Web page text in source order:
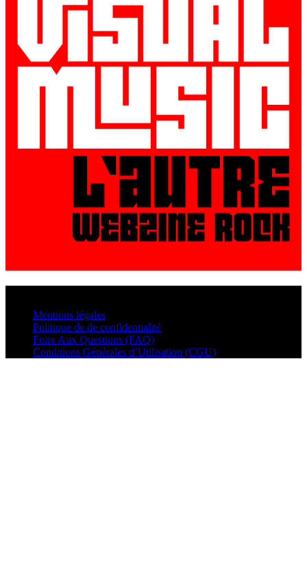
Mentions légales
Politique de de confidentialité
Foire Aux Questions (FAQ)
Conditions Générales d’Utilisation (CGU)